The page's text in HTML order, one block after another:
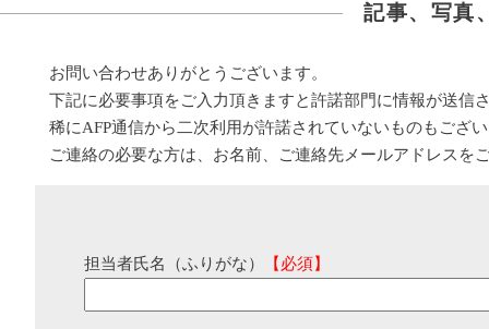
記事、写真
お問い合わせありがとうございます。
下記に必要事項をご入力頂きますと許諾部門に情報が送信
稀にAFP通信から二次利用が許諾されていないものもござ
ご連絡の必要な方は、お名前、ご連絡先メールアドレスを
担当者氏名（ふりがな） 【必須】